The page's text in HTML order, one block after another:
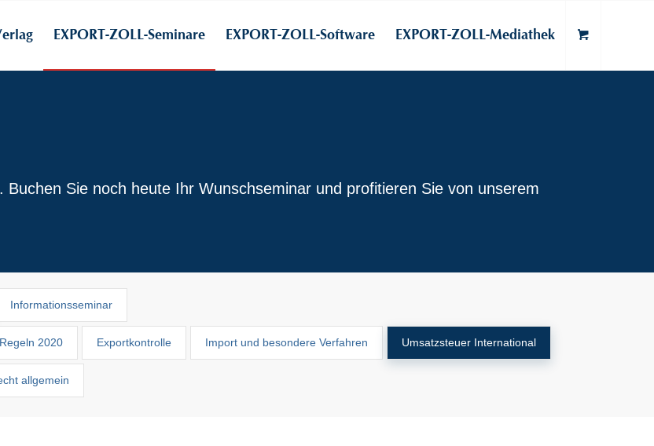
EXPORT-ZOLL-Seminare EXPORT-ZOLL-Software EXPORT-ZOLL-Mediathek
Sie noch heute Ihr Wunschseminar und profitieren Sie von unserem
Informationsseminar
2020 Exportkontrolle Import und besondere Verfahren Umsatzsteuer International
allgemein